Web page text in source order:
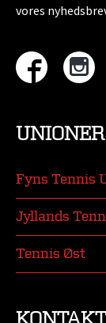
vores
UNIONER
Fyns Tennis
Jyllands
Tennis Øst